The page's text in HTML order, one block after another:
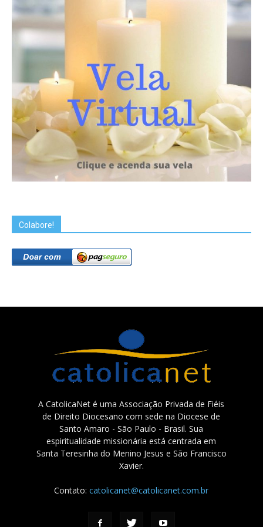
Colabore!
A CatolicaNet é uma Associação Privada de Fiéis
de Direito Diocesano com sede na Diocese de
Santo Amaro - São Paulo - Brasil. Sua
espiritualidade missionária está centrada em
Santa Teresinha do Menino Jesus e São Francisco
Xavier.
Contato:catolicanet@catolicanet.com.br